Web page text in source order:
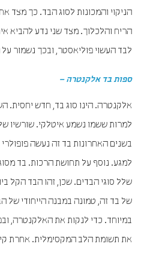
הניקוי והמכונות לסוג הבד. כך מצד
הריח והלכלוך. מצד שני נדע להביא
לבד העשוי פוליאסטר, ובכך נשמור
ספות בד אלקנטרה –
למרות ששמו נשמע איטלקי. שורשיו
בשנים האחרונות בד זה נעשה
למגע. נוסף על תחושת הרכות. בד
שלל סוגי הבדים. שכן, זהו הבד הקל
של בד זה, טמונה במבנה הייחודי של
במיוחד. כדי לנקות את האלקנטרה,
את תשומת הלב המקסימלית. אחרת